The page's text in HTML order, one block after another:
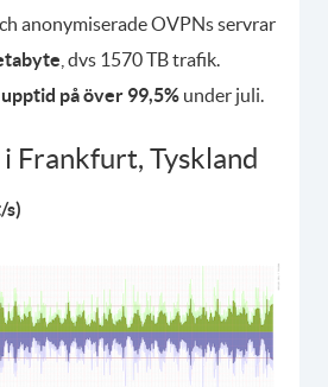
anonymiserade OVPNs servrar
, dvs 1570 TB trafik.
upptid på över 99,5% under juli.
Frankfurt, Tyskland
s)